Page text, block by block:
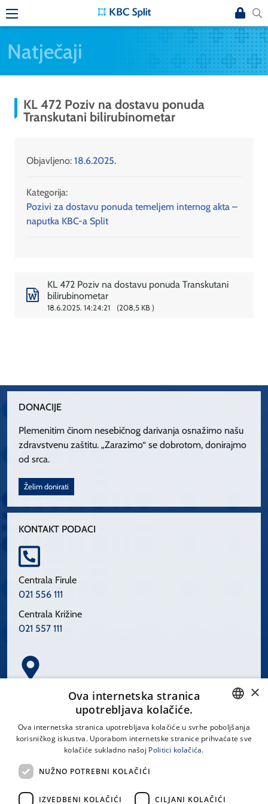
Natječaji
KL 472 Poziv na dostavu ponuda
Transkutani bilirubinometar
Objavljeno: 18.6.2025.
Kategorija:
Pozivi za dostavu ponuda temeljem internog akta –
naputka KBC-a Split
KL 472 Poziv na dostavu ponuda Transkutani
bilirubinometar
18.6.2025. 14:24:21 208,5 KB
DONACIJE
Plemenitim činom nesebičnog darivanja osnažimo našu
zdravstvenu zaštitu. „Zarazimo“ se dobrotom, donirajmo
od srca.
Želim donirati
KONTAKT PODACI
Centrala Firule
021 556 111
Centrala Križine
021 557 111
Spinčićeva 1, 21000 Split
LINKOVI
CROATIAN
×
Ova internetska stranica
upotrebljava kolačiće.
Ova internetska stranica upotrebljava kolačiće u svrhe poboljšanja
korisničkog iskustva. Uporabom internetske stranice prihvaćate sve
kolačiće sukladno našoj Politici kolačića.
NUŽNO POTREBNI KOLAČIĆI
IZVEDBENI KOLAČIĆI CILJANI KOLAČIĆI